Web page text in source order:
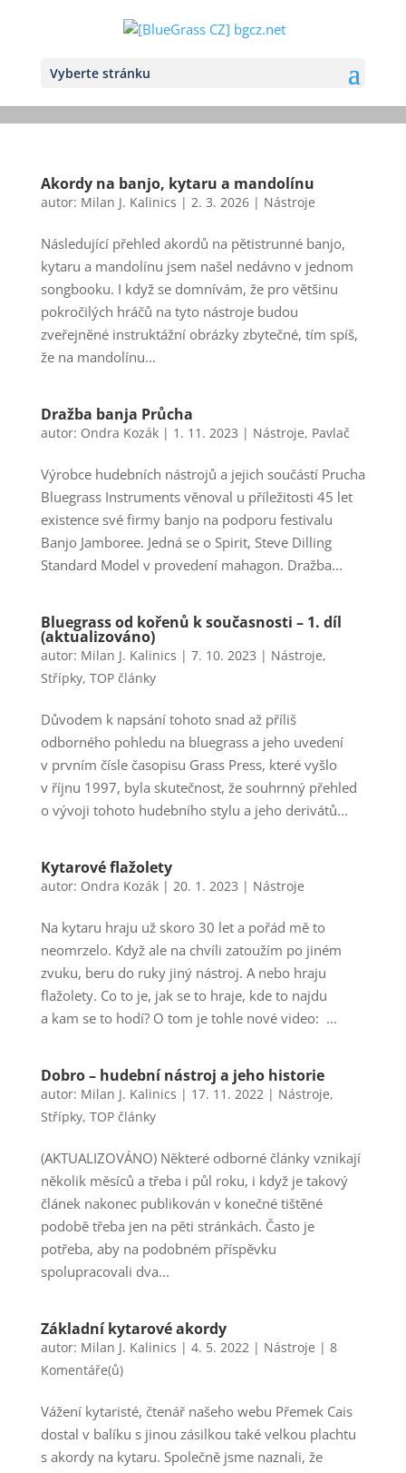
Vyberte stránku
Akordy na banjo, kytaru a mandolínu
autor: Milan J. Kalinics | 2. 3. 2026| Nástroje
Následující přehled akordů na pětistrunné banjo,
kytaru a mandolínu jsem našel nedávno v jednom
songbooku. I když se domnívám, že pro většinu
pokročilých hráčů na tyto nástroje budou
zveřejněné instruktážní obrázky zbytečné, tím spíš,
že na mandolínu...
Dražba banja Průcha
autor: Ondra Kozák| 1. 11. 2023 | Nástroje, Pavlač
Výrobce hudebních nástrojů a jejich součástí Prucha
Bluegrass Instruments věnoval u příležitosti 45 let
existence své firmy banjo na podporu festivalu
Banjo Jamboree. Jedná se o Spirit, Steve Dilling
Standard Model v provedení mahagon. Dražba...
Bluegrass od kořenů k současnosti – 1. díl
(aktualizováno)
autor: Milan J. Kalinics | 7. 10. 2023 | Nástroje,
Střípky, TOP články
Důvodem k napsání tohoto snad až příliš
odborného pohledu na bluegrass a jeho uvedení
v prvním čísle časopisu Grass Press, které vyšlo
v říjnu 1997, byla skutečnost, že souhrnný přehled
o vývoji tohoto hudebního stylu a jeho derivátů...
Kytarové flažolety
autor: Ondra Kozák| 20. 1. 2023 | Nástroje
Na kytaru hraju už skoro 30 let a pořád mě to
neomrzelo. Když ale na chvíli zatoužím po jiném
zvuku, beru do ruky jiný nástroj. A nebo hraju
flažolety. Co to je, jak se to hraje, kde to najdu
a kam se to hodí? O tom je tohle nové video: ...
Dobro – hudební nástroj a jeho historie
autor: Milan J. Kalinics | 17. 11. 2022| Nástroje,
Střípky, TOP články
(AKTUALIZOVÁNO) Některé odborné články vznikají
několik měsíců a třeba i půl roku, i když je takový
článek nakonec publikován v konečné tištěné
podobě třeba jen na pěti stránkách. Často je
potřeba, aby na podobném příspěvku
spolupracovali dva...
Základní kytarové akordy
autor: Milan J. Kalinics | 4. 5. 2022| Nástroje | 8
Komentáře(ů)
Vážení kytaristé, čtenář našeho webu Přemek Cais
dostal v balíku s jinou zásilkou také velkou plachtu
s akordy na kytaru. Společně jsme naznali, že